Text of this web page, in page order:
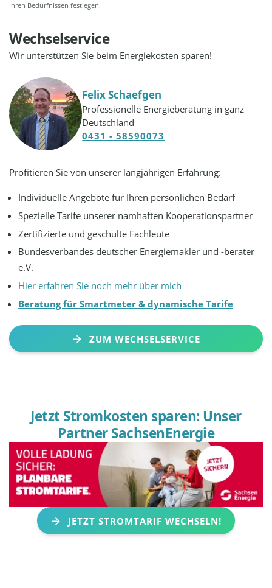
Ihren Bedürfnissen festlegen.
Wechselservice
Wir unterstützen Sie beim Energiekosten sparen!
Felix Schaefgen
Professionelle Energieberatung in ganz
Deutschland
0431 - 58590073
Profitieren Sie von unserer langjährigen Erfahrung:
Individuelle Angebote für Ihren persönlichen Bedarf
Spezielle Tarife unserer namhaften Kooperationspartner
Zertifizierte und geschulte Fachleute
Bundesverbandes deutscher Energiemakler und -berater
e.V.
Hier erfahren Sie noch mehr über mich
Beratung für Smartmeter & dynamische Tarife
ZUM WECHSELSERVICE
Jetzt Stromkosten sparen: Unser
Partner SachsenEnergie
JETZT STROMTARIF WECHSELN!